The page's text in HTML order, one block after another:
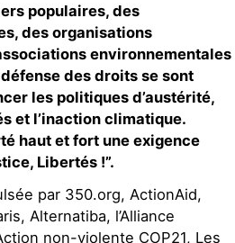
populaires, des
des organisations
environnementales
des droits se sont
les politiques d’austérité,
et l’inaction climatique.
haut et fort une exigence
Libertés !”.
par 350.org, ActionAid,
Alternatiba, l’Alliance
non-violente COP21, Les